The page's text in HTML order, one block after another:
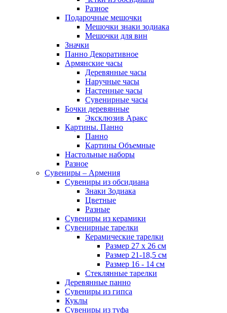
Разное
Подарочные мешочки
Мешочки знаки зодиака
Мешочки для вин
Значки
Панно Декоративное
Армянские часы
Деревянные часы
Наручные часы
Настенные часы
Сувенирные часы
Бочки деревянные
Эксклюзив Аракс
Картины. Панно
Панно
Картины Объемные
Настольные наборы
Разное
Сувениры – Армения
Сувениры из обсидиана
Знаки Зодиака
Цветные
Разные
Сувениры из керамики
Сувенирные тарелки
Керамические тарелки
Размер 27 х 26 см
Размер 21-18,5 см
Размер 16 - 14 см
Стеклянные тарелки
Деревянные панно
Сувениры из гипса
Куклы
Сувениры из туфа